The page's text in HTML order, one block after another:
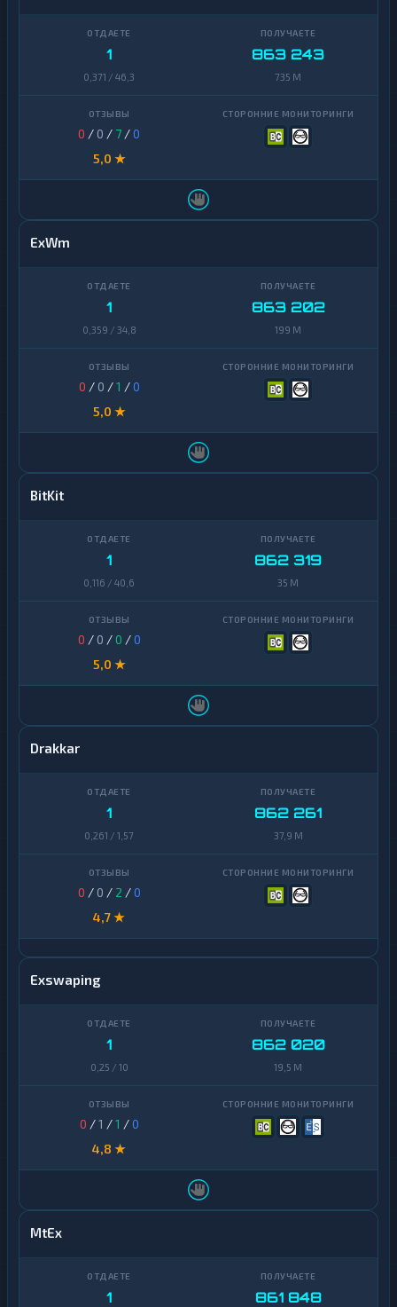
1
0,371 / 46,3
863 243
735 M
0 / 0 / 7 /0
5,0 ★
ExWm
1
0,359 / 34,8
863 202
199 M
0 / 0 /1 /0
5,0 ★
BitKit
1
0,116 / 40,6
862 319
35 M
0 / 0 /0 /0
5,0 ★
Drakkar
1
0,261 / 1,57
862 261
37,9 M
0 / 0 / 2 /0
4,7 ★
Exswaping
1
0,25 / 10
862 020
19,5 M
0 /1 /1 /0
4,8 ★
MtEx
1 861 848